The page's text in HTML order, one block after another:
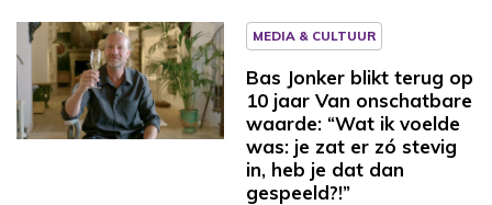
MEDIA & CULTUUR
Bas Jonker blikt terug op
10 jaar Van onschatbare
waarde: “Wat ik voelde
was: je zat er zó stevig
in, heb je dat dan
gespeeld?!”